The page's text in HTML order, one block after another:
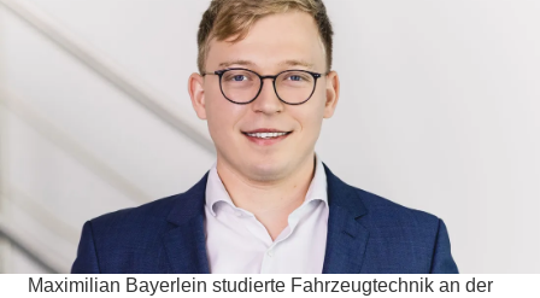
Maximilian Bayerlein studierte Fahrzeugtechnik an der